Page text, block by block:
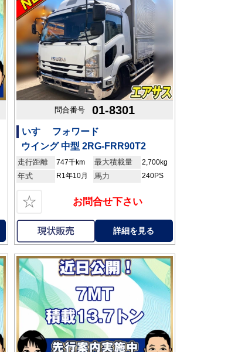
問合番号 01-8301
いすゞ フォワード
ウイング 中型 2RG-FRR90T2
走行距離 747千km 最大積載量 2,700kg
年式 R1年10月 馬力 240PS
☆ お問合せ下さい
詳細を見る